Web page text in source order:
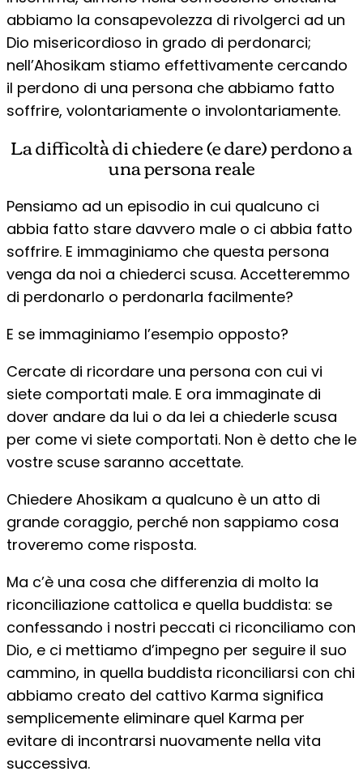
abbiamo la consapevolezza di rivolgerci ad un
Dio misericordioso in grado di perdonarci;
nell’Ahosikam stiamo effettivamente cercando
il perdono di una persona che abbiamo fatto
soffrire, volontariamente o involontariamente.
La difficoltà di chiedere (e dare) perdono a
una persona reale
Pensiamo ad un episodio in cui qualcuno ci
abbia fatto stare davvero male o ci abbia fatto
soffrire. E immaginiamo che questa persona
venga da noi a chiederci scusa. Accetteremmo
di perdonarlo o perdonarla facilmente?
E se immaginiamo l’esempio opposto?
Cercate di ricordare una persona con cui vi
siete comportati male. E ora immaginate di
dover andare da lui o da lei a chiederle scusa
per come vi siete comportati. Non è detto che le
vostre scuse saranno accettate.
Chiedere Ahosikam a qualcuno è un atto di
grande coraggio, perché non sappiamo cosa
troveremo come risposta.
Ma c’è una cosa che differenzia di molto la
riconciliazione cattolica e quella buddista: se
confessando i nostri peccati ci riconciliamo con
Dio, e ci mettiamo d’impegno per seguire il suo
cammino, in quella buddista riconciliarsi con chi
abbiamo creato del cattivo Karma significa
semplicemente eliminare quel Karma per
evitare di incontrarsi nuovamente nella vita
successiva.